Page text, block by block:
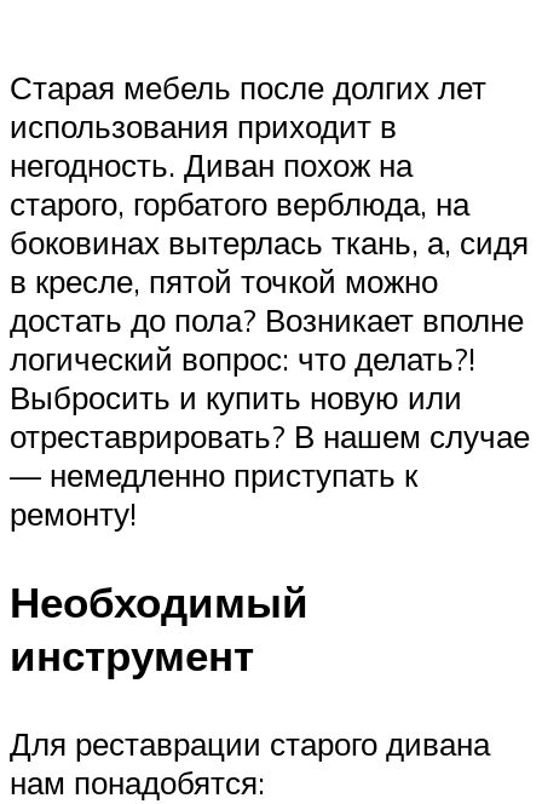
Старая мебель после долгих лет
использования приходит в
негодность. Диван похож на
старого, горбатого верблюда, на
боковинах вытерлась ткань, а, сидя
в кресле, пятой точкой можно
достать до пола? Возникает вполне
логический вопрос: что делать?!
Выбросить и купить новую или
отреставрировать? В нашем случае
— немедленно приступать к
ремонту!
Необходимый
инструмент
Для реставрации старого дивана
нам понадобятся: